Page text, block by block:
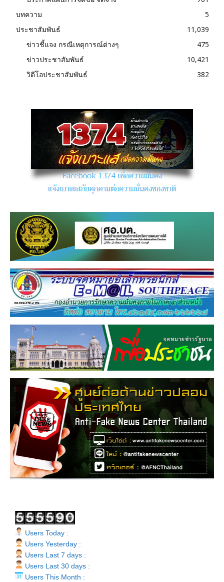
บทความ
5
ประชาสัมพันธ์
11,039
ข่าวชี้แจง กรณีเหตุการณ์ต่างๆ
475
ข่าวประชาสัมพันธ์
10,421
วิดีโอประชาสัมพันธ์
382
Users Today :
Users Yesterday :
Users Last 7 days :
Users Last 30 days :
Users This Month :